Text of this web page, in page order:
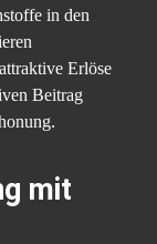
in den
Erlöse
Beitrag
mit